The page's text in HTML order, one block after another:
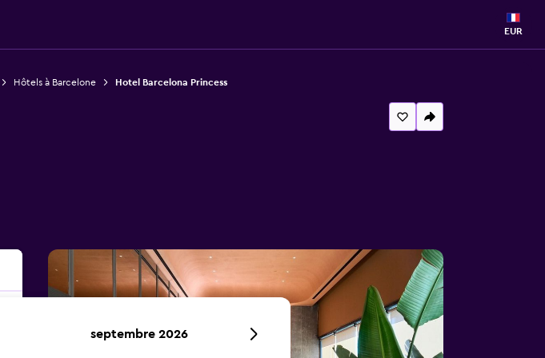
EUR
Hôtels à Barcelone Hotel Barcelona Princess
septembre 2026